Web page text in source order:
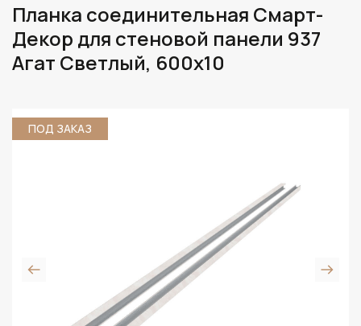
Планка соединительная Смарт-
Декор для стеновой панели 937
Агат Светлый, 600x10
ПОД ЗАКАЗ